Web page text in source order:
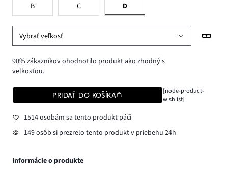
B C D
Vybrať veľkosť
90% zákazníkov ohodnotilo produkt ako zhodný s
veľkosťou.
PRIDAŤ DO KOŠÍKA
[node-product-
wishlist]
1514 osobám sa tento produkt páči
149 osôb si prezrelo tento produkt v priebehu 24h
Informácie o produkte